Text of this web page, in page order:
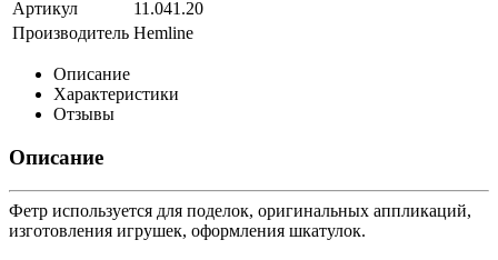
Артикул
11.041.20
Производитель Hemline
Описание
Характеристики
Отзывы
Описание
Фетр используется для поделок, оригинальных аппликаций,
изготовления игрушек, оформления шкатулок.